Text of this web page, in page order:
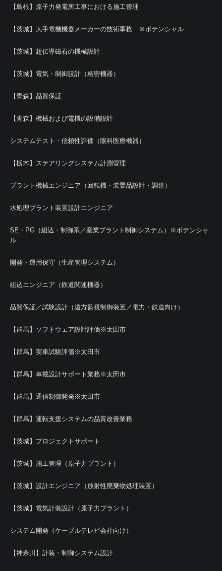
【島根】原子力発電所工事における施工管理
【茨城】大手電機機器メーカーの技術事務 ※ポテンシャル
【茨城】超伝導磁石の機械設計
【茨城】電気・制御設計（精密機器）
【青森】品質保証
【青森】機械および電機の設備設計
システムテスト・信頼性評価（眼科医療機器）
【栃木】ステアリングシステム計測管理
プラント機械エンジニア（回転機・装置品設計・調達）
水処理プラント装置設計エンジニア
SE・PG（組込・制御系／産業プラント制御システム）※ポテンシャ
ル
開発・運用保守（生産管理システム）
組込エンジニア（鉄道関連機器）
品質保証／試験設計（遠方監視制御装置／電力・鉄道向け）
【群馬】ソフトウェア設計評価※太田市
【群馬】実車試験評価※太田市
【群馬】車載設計サポート業務※太田市
【群馬】通信制御開発※太田市
【群馬】運転支援システムの品質改善業務
【茨城】プロジェクトサポート
【茨城】施工管理（原子力プラント）
【茨城】設計エンジニア（放射性廃棄物処理装置）
【茨城】電気計装設計（原子力プラント）
システム開発（ケーブルテレビ会社向け）
【神奈川】計装・制御システム設計